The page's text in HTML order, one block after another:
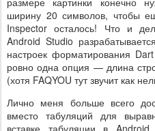
ширину 20 символов, чтобы
Inspector осталось! Что и
Android Studio
настроек форматирования
ровно одна опция — длина
(хотя FAQYOU тут звучит как
Лично меня больше всего
вместо табуляций для
вставке табуляции в